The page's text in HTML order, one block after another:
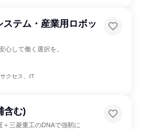
テム・産業用ロボッ
心して働く選択を。
クセス、IT
含む)
＋三菱重工のDNAで強靭に